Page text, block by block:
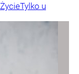
ŻycieTylko u